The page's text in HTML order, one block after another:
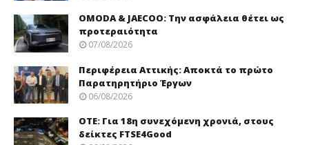
OMODA & JAECOO: Την ασφάλεια θέτει ως
προτεραιότητα
07/08/2026
Περιφέρεια Αττικής: Αποκτά το πρώτο
Παρατηρητήριο Έργων
06/08/2026
ΟΤΕ: Για 18η συνεχόμενη χρονιά, στους
δείκτες FTSE4Good